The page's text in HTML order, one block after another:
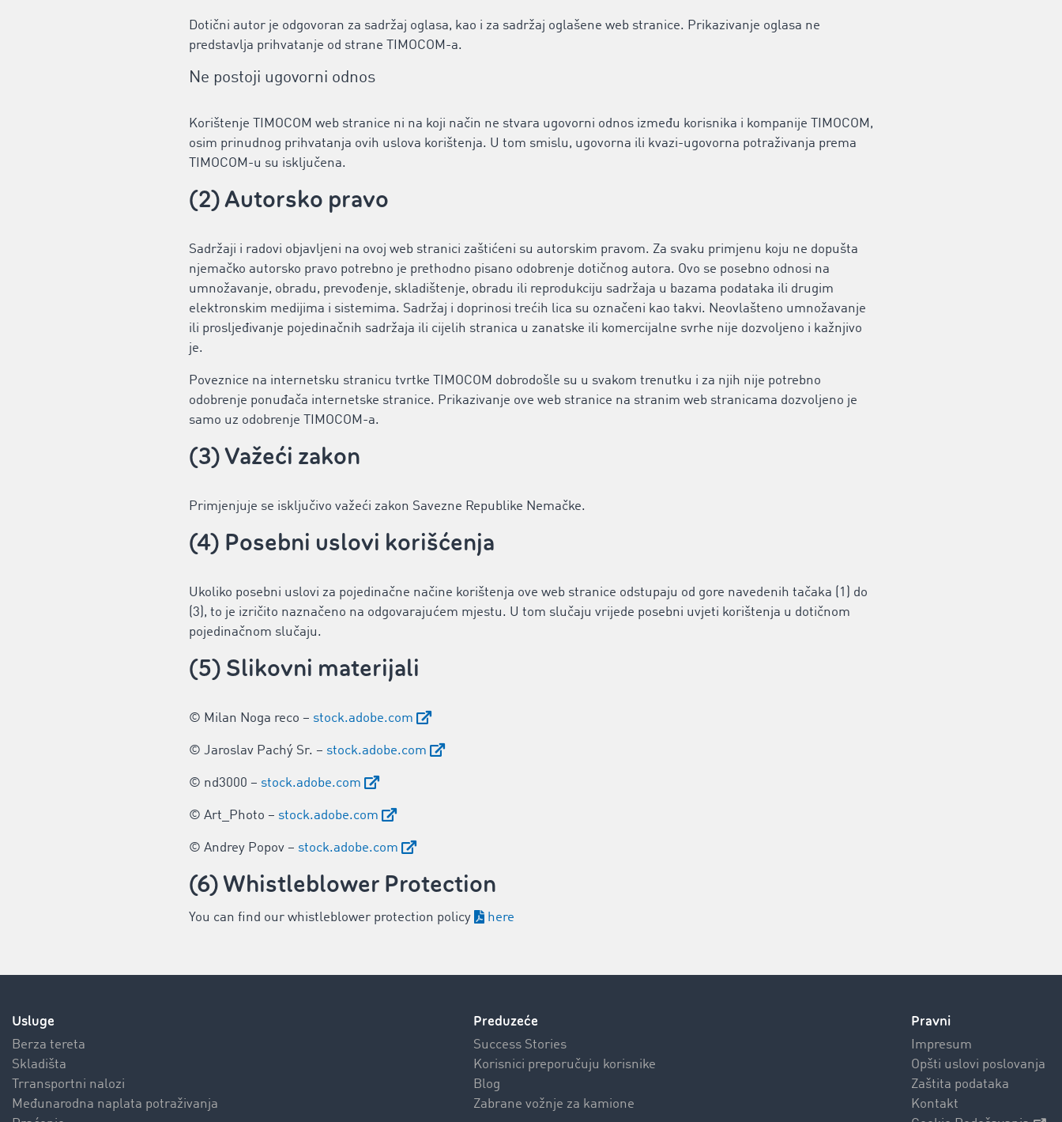
Dotični autor je odgovoran za sadržaj oglasa, kao i za sadržaj oglašene web stranice. Prikazivanje oglasa ne
predstavlja prihvatanje od strane TIMOCOM-a.
Ne postoji ugovorni odnos
Korištenje TIMOCOM web stranice ni na koji način ne stvara ugovorni odnos između korisnika i kompanije TIMOCOM,
osim prinudnog prihvatanja ovih uslova korištenja. U tom smislu, ugovorna ili kvazi-ugovorna potraživanja prema
TIMOCOM-u su isključena.
(2) Autorsko pravo
Sadržaji i radovi objavljeni na ovoj web stranici zaštićeni su autorskim pravom. Za svaku primjenu koju ne dopušta
njemačko autorsko pravo potrebno je prethodno pisano odobrenje dotičnog autora. Ovo se posebno odnosi na
umnožavanje, obradu, prevođenje, skladištenje, obradu ili reprodukciju sadržaja u bazama podataka ili drugim
elektronskim medijima i sistemima. Sadržaj i doprinosi trećih lica su označeni kao takvi. Neovlašteno umnožavanje
ili prosljeđivanje pojedinačnih sadržaja ili cijelih stranica u zanatske ili komercijalne svrhe nije dozvoljeno i kažnjivo
je.
Poveznice na internetsku stranicu tvrtke TIMOCOM dobrodošle su u svakom trenutku i za njih nije potrebno
odobrenje ponuđača internetske stranice. Prikazivanje ove web stranice na stranim web stranicama dozvoljeno je
samo uz odobrenje TIMOCOM-a.
(3) Važeći zakon
Primjenjuje se isključivo važeći zakon Savezne Republike Nemačke.
(4) Posebni uslovi korišćenja
Ukoliko posebni uslovi za pojedinačne načine korištenja ove web stranice odstupaju od gore navedenih tačaka (1) do
(3), to je izričito naznačeno na odgovarajućem mjestu. U tom slučaju vrijede posebni uvjeti korištenja u dotičnom
pojedinačnom slučaju.
(5) Slikovni materijali
© Milan Noga reco – stock.adobe.com
© Jaroslav Pachý Sr. – stock.adobe.com
© nd3000 – stock.adobe.com
© Art_Photo – stock.adobe.com
© Andrey Popov – stock.adobe.com
(6) Whistleblower Protection
You can find our whistleblower protection policy here
Usluge
Berza tereta
Skladišta
Trransportni nalozi
Međunarodna naplata potraživanja
Preduzeće
Success Stories
Korisnici preporučuju korisnike
Blog
Zabrane vožnje za kamione
Pravni
Impresum
Opšti uslovi poslovanja
Zaštita podataka
Kontakt